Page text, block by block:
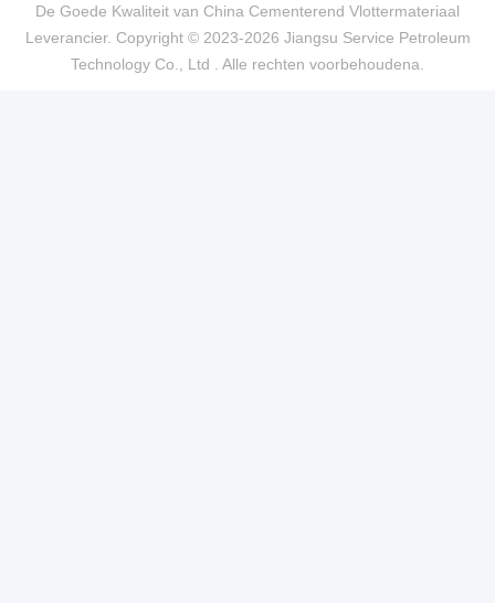
De Goede Kwaliteit van China Cementerend Vlottermateriaal
Leverancier. Copyright © 2023-2026 Jiangsu Service Petroleum
Technology Co., Ltd . Alle rechten voorbehoudena.